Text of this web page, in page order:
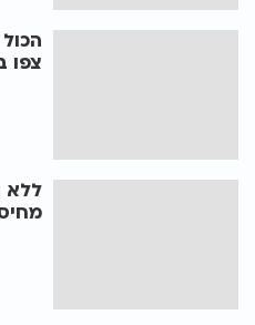
צפו
ללא